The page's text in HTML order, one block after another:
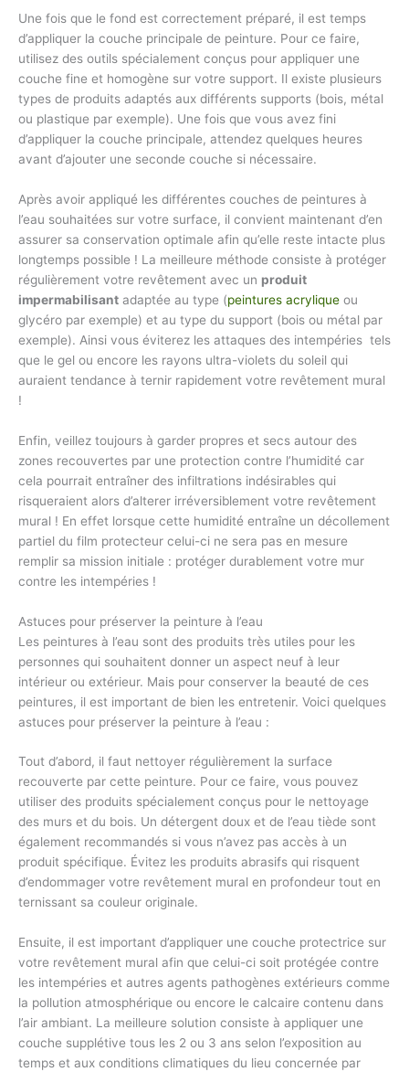
Une fois que le fond est correctement préparé, il est temps
d’appliquer la couche principale de peinture. Pour ce faire,
utilisez des outils spécialement conçus pour appliquer une
couche fine et homogène sur votre support. Il existe plusieurs
types de produits adaptés aux différents supports (bois, métal
ou plastique par exemple). Une fois que vous avez fini
d’appliquer la couche principale, attendez quelques heures
avant d’ajouter une seconde couche si nécessaire.
Après avoir appliqué les différentes couches de peintures à
l’eau souhaitées sur votre surface, il convient maintenant d’en
assurer sa conservation optimale afin qu’elle reste intacte plus
longtemps possible ! La meilleure méthode consiste à protéger
régulièrement votre revêtement avec un produit
impermabilisant adaptée au type (peintures acrylique ou
glycéro par exemple) et au type du support (bois ou métal par
exemple). Ainsi vous éviterez les attaques des intempéries tels
que le gel ou encore les rayons ultra-violets du soleil qui
auraient tendance à ternir rapidement votre revêtement mural
!
Enfin, veillez toujours à garder propres et secs autour des
zones recouvertes par une protection contre l’humidité car
cela pourrait entraîner des infiltrations indésirables qui
risqueraient alors d’alterer irréversiblement votre revêtement
mural ! En effet lorsque cette humidité entraîne un décollement
partiel du film protecteur celui-ci ne sera pas en mesure
remplir sa mission initiale : protéger durablement votre mur
contre les intempéries !
Astuces pour préserver la peinture à l’eau
Les peintures à l’eau sont des produits très utiles pour les
personnes qui souhaitent donner un aspect neuf à leur
intérieur ou extérieur. Mais pour conserver la beauté de ces
peintures, il est important de bien les entretenir. Voici quelques
astuces pour préserver la peinture à l’eau :
Tout d’abord, il faut nettoyer régulièrement la surface
recouverte par cette peinture. Pour ce faire, vous pouvez
utiliser des produits spécialement conçus pour le nettoyage
des murs et du bois. Un détergent doux et de l’eau tiède sont
également recommandés si vous n’avez pas accès à un
produit spécifique. Évitez les produits abrasifs qui risquent
d’endommager votre revêtement mural en profondeur tout en
ternissant sa couleur originale.
Ensuite, il est important d’appliquer une couche protectrice sur
votre revêtement mural afin que celui-ci soit protégée contre
les intempéries et autres agents pathogènes extérieurs comme
la pollution atmosphérique ou encore le calcaire contenu dans
l’air ambiant. La meilleure solution consiste à appliquer une
couche supplétive tous les 2 ou 3 ans selon l’exposition au
temps et aux conditions climatiques du lieu concernée par